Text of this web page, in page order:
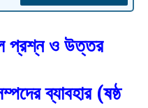
প্রশ্ন ও উত্তর
ব্যাবহার (ষষ্ঠ